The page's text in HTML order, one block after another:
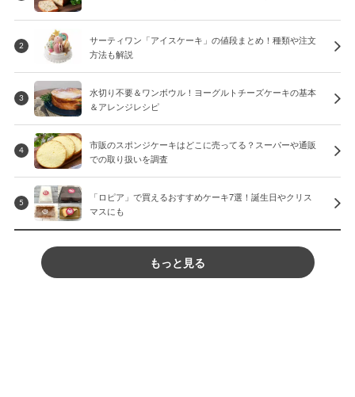
2
サーティワン「アイスケーキ」の値段まとめ！種類や注文
方法も解説
3
水切り不要＆ワンボウル！ヨーグルトチーズケーキの基本
＆アレンジレシピ
4
市販のスポンジケーキはどこに売ってる？スーパーや通販
での取り扱いを調査
5
「ロピア」で買えるおすすめケーキ7選！誕生日やクリス
マスにも
もっと見る